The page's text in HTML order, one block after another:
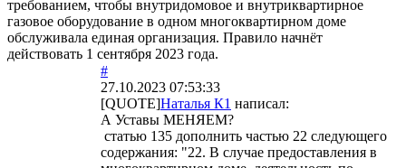
требованием, чтобы внутридомовое и внутриквартирное
газовое оборудование в одном многоквартирном доме
обслуживала единая организация. Правило начнёт
действовать 1 сентября 2023 года.
#
27.10.2023 07:53:33
[QUOTE]Наталья К1 написал:
А Уставы МЕНЯЕМ?
статью 135 дополнить частью 22 следующего
содержания: "22. В случае предоставления в